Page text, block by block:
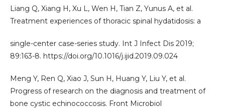
Liang Q, Xiang H, Xu L, Wen H, Tian Z, Yunus A, et al.
Treatment experiences of thoracic spinal hydatidosis: a
single-center case-series study. Int J Infect Dis 2019;
89:163-8. https://doi.org/10.1016/j.ijid.2019.09.024
Meng Y, Ren Q, Xiao J, Sun H, Huang Y, Liu Y, et al.
Progress of research on the diagnosis and treatment of
bone cystic echinococcosis. Front Microbiol